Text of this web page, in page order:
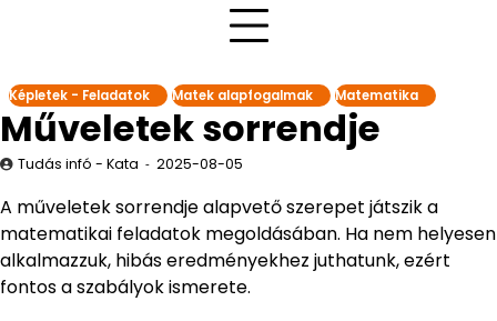
Képletek - Feladatok Matek alapfogalmak Matematika
Műveletek sorrendje
Tudás infó - Kata 2025-08-05
A műveletek sorrendje alapvető szerepet játszik a
matematikai feladatok megoldásában. Ha nem helyesen
alkalmazzuk, hibás eredményekhez juthatunk, ezért
fontos a szabályok ismerete.